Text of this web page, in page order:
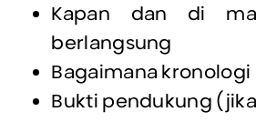
Kapan dan di
berlangsung
Bagaimana kronologi
Bukti pendukung